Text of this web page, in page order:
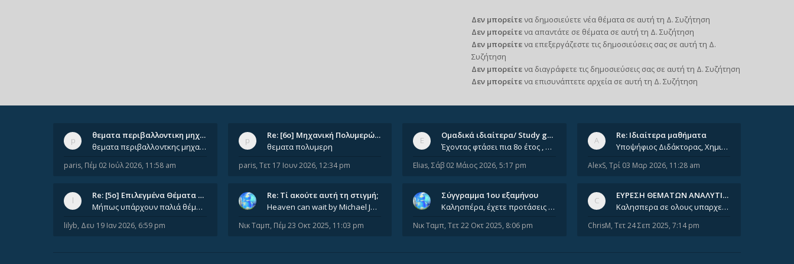
Δεν μπορείτενα δημοσιεύετε νέα θέματα σε αυτή τη Δ. Συζήτηση
Δεν μπορείτενα απαντάτε σε θέματα σε αυτή τη Δ. Συζήτηση
Δεν μπορείτενα επεξεργάζεστε τις δημοσιεύσεις σας σε αυτή τη Δ.
Συζήτηση
Δεν μπορείτενα διαγράφετε τις δημοσιεύσεις σας σε αυτή τη Δ. Συζήτηση
Δεν μπορείτενα επισυνάπτετε αρχεία σε αυτή τη Δ. Συζήτηση
θεματα περιβαλλοντικη μηχανικ…
θεματα περιβαλλοντκης μηχανικης απο 2022 εως 2026. Δεν ειναι μεσα του Σεπτεμβιου του 2025. Αν τα εχει καποιος ας τα ανε
paris, Πέμ 02 Ιούλ 2026, 11:58 am
Re: [6o] Mηχανική Πολυμερών (…
θεματα πολυμερη
paris, Τετ 17 Ιουν 2026, 12:34 pm
Ομαδικά ιδιαίτερα/ Study group
Έχοντας φτάσει πια 8ο έτος , χρωστώντας ακόμη πολλά και χωρίς καμία όρεξη ούτε να διαβάσω μόνος μου ούτε να παρακολουθήσ
Elias, Σάβ 02 Μάιος 2026, 5:17 pm
Re: Ιδιαίτερα μαθήματα
Υποψήφιος Διδάκτορας, Χημικός Μηχανικός ΕΜΠ Παραδίδω ιδιαίτερα μαθήματα μέσης και ανώτατης εκπαίδευσης σε θετικές και τε
AlexS, Τρί 03 Μαρ 2026, 11:28 am
Re: [5ο] Επιλεγμένα Θέματα Βι…
Μήπως υπάρχουν παλιά θέματα του μαθήματος;
lilyb, Δευ 19 Ιαν 2026, 6:59 pm
Re: Tί ακούτε αυτή τη στιγμή;
Heaven can wait by Michael Jackson
Νικ Ταμπ, Πέμ 23 Οκτ 2025, 11:03 pm
Σύγγραμμα 1ου εξαμήνου
Καλησπέρα, έχετε προτάσεις για συγγράμματα της ανόργανης χημείας? Είμαι ανάμεσα σε Λιοδάκη, Chung και Atkins
Νικ Ταμπ, Τετ 22 Οκτ 2025, 8:06 pm
ΕΥΡΕΣΗ ΘΕΜΑΤΩΝ ΑΝΑΛΥΤΙΚΗΣ 202…
Καλησπερα σε ολους υπαρχει κανεις με θεματα απο τις εξετασεις του ιουνιου και σεπτεμβρίου για την αναλυτικη χημεια
ChrisM, Τετ 24 Σεπ 2025, 7:14 pm